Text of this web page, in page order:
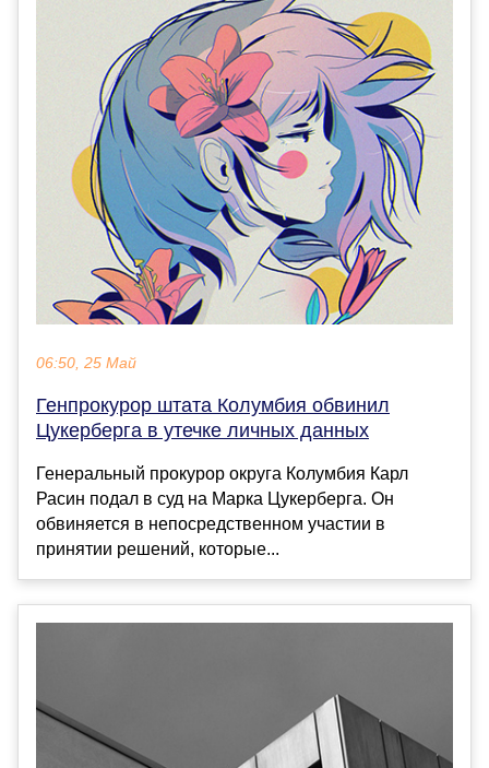
06:50, 25 Май
Генпрокурор штата Колумбия обвинил
Цукерберга в утечке личных данных
Генеральный прокурор округа Колумбия Карл
Расин подал в суд на Марка Цукерберга. Он
обвиняется в непосредственном участии в
принятии решений, которые...